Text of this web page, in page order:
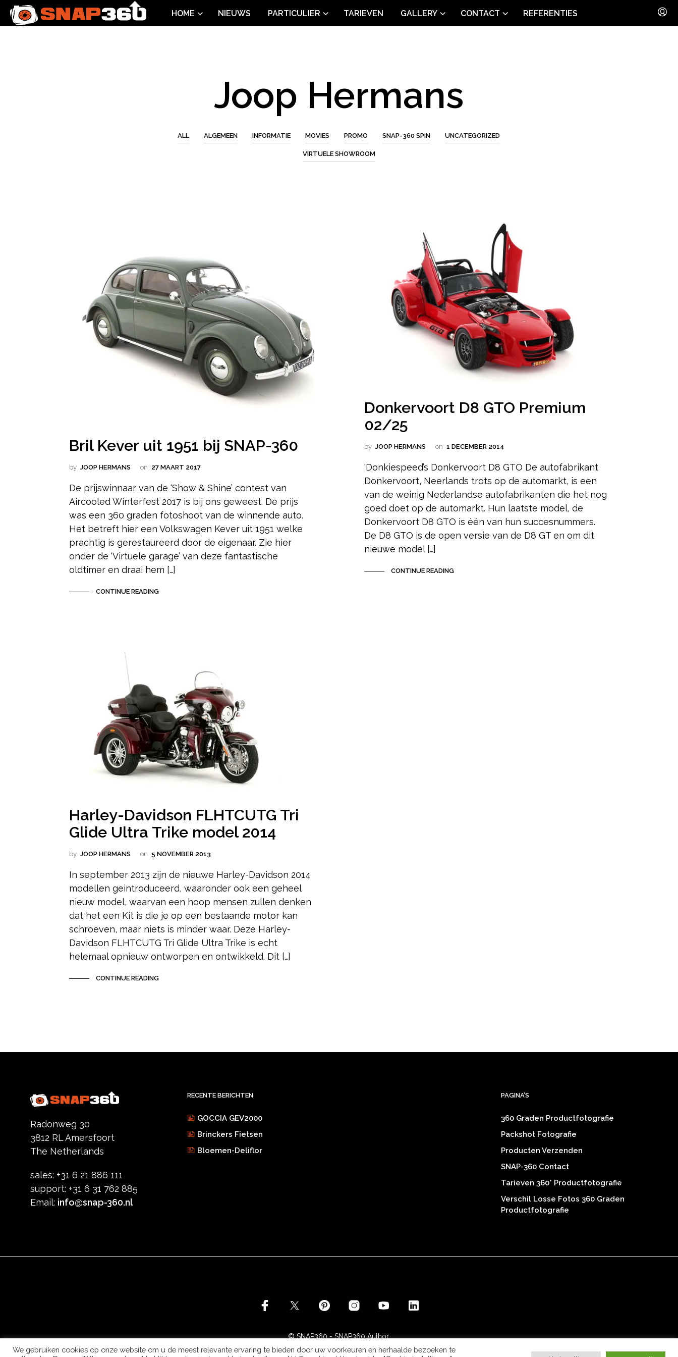
HOME NIEUWS PARTICULIER TARIEVEN GALLERY CONTACT REFERENTIES
Joop Hermans
ALL ALGEMEEN INFORMATIE MOVIES PROMO SNAP-360 SPIN UNCATEGORIZED
VIRTUELE SHOWROOM
Bril Kever uit 1951 bij SNAP-360
by JOOP HERMANS on 27 MAART 2017
De prijswinnaar van de ‘Show & Shine’ contest van
Aircooled Winterfest 2017 is bij ons geweest. De prijs
was een 360 graden fotoshoot van de winnende auto.
Het betreft hier een Volkswagen Kever uit 1951 welke
prachtig is gerestaureerd door de eigenaar. Zie hier
onder de ‘Virtuele garage’ van deze fantastische
oldtimer en draai hem […]
CONTINUE READING
Harley-Davidson FLHTCUTG Tri
Glide Ultra Trike model 2014
by JOOP HERMANS on 5 NOVEMBER 2013
In september 2013 zijn de nieuwe Harley-Davidson 2014
modellen geintroduceerd, waaronder ook een geheel
nieuw model, waarvan een hoop mensen zullen denken
dat het een Kit is die je op een bestaande motor kan
schroeven, maar niets is minder waar. Deze Harley-
Davidson FLHTCUTG Tri Glide Ultra Trike is echt
helemaal opnieuw ontworpen en ontwikkeld. Dit […]
CONTINUE READING
Donkervoort D8 GTO Premium
02/25
by JOOP HERMANS on 1 DECEMBER 2014
‘Donkiespeed’s Donkervoort D8 GTO De autofabrikant
Donkervoort, Neerlands trots op de automarkt, is een
van de weinig Nederlandse autofabrikanten die het nog
goed doet op de automarkt. Hun laatste model, de
Donkervoort D8 GTO is één van hun succesnummers.
De D8 GTO is de open versie van de D8 GT en om dit
nieuwe model […]
CONTINUE READING
Radonweg 30
3812 RL Amersfoort
The Netherlands
sales: +31 6 21 886 111
support: +31 6 31 762 885
Email: info@snap-360.nl
RECENTE BERICHTEN
GOCCIA GEV2000
Brinckers Fietsen
Bloemen-Deliflor
PAGINA’S
360 Graden Productfotografie
Packshot Fotografie
Producten Verzenden
SNAP-360 Contact
Tarieven 360° Productfotografie
Verschil Losse Fotos 360 Graden
Productfotografie
©SNAP360- SNAP360 Author.
We gebruiken cookies op onze website om u de meest relevante ervaring te bieden door uw voorkeuren en herhaalde bezoeken te